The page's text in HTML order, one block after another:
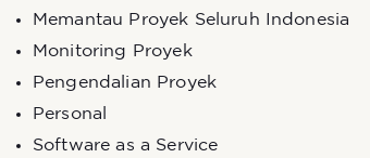
Memantau Proyek Seluruh Indonesia
Monitoring Proyek
Pengendalian Proyek
Personal
Software as a Service